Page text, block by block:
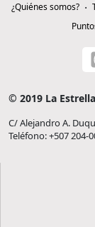
¿Quiénes somos?
© 2019 La
C/ Alejandro A.
Teléfono: +507 204-